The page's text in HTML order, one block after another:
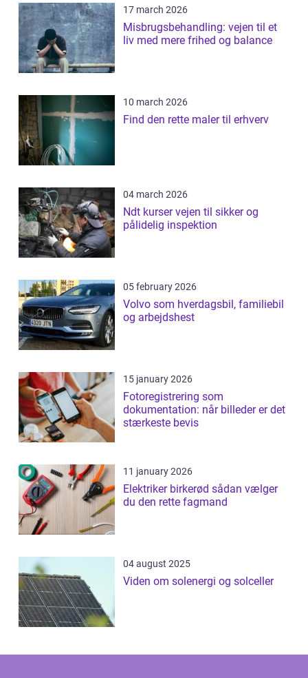
17 march 2026
Misbrugsbehandling: vejen til et
liv med mere frihed og balance
10 march 2026
Find den rette maler til erhverv
04 march 2026
Ndt kurser vejen til sikker og
pålidelig inspektion
05 february 2026
Volvo som hverdagsbil, familiebil
og arbejdshest
15 january 2026
Fotoregistrering som
dokumentation: når billeder er det
stærkeste bevis
11 january 2026
Elektriker birkerød sådan vælger
du den rette fagmand
04 august 2025
Viden om solenergi og solceller